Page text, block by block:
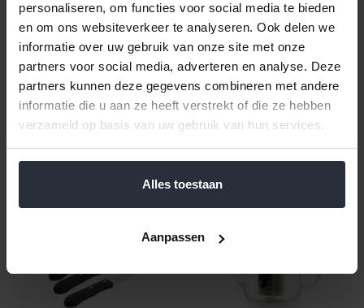
personaliseren, om functies voor social media te bieden
en om ons websiteverkeer te analyseren. Ook delen we
informatie over uw gebruik van onze site met onze
partners voor social media, adverteren en analyse. Deze
partners kunnen deze gegevens combineren met andere
informatie die u aan ze heeft verstrekt of die ze hebben
verzameld op basis van uw gebruik van hun services.
Alles toestaan
Aanpassen
Slabestek Buffet 2-delig
€6,49 Incl. btw
€5,36 Excl. btw
Beschikbaar
- set 6 stuks
€59,99 Incl. btw
€49,58 Excl. btw
Beschikbaar